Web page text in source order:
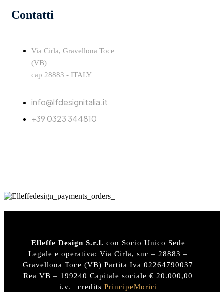
Contatti
Via Cirla, Gravellona Toce
(VB)
cap 28883 - ITALY
info@lfdesignitalia.it
+39 0323 344810
Elleffe Design S.r.l. con Socio Unico Sede
Legale e operativa: Via Cirla, snc – 28883 –
Gravellona Toce (VB) Partita Iva 02264790037
Rea VB – 199240 Capitale sociale € 20.000,00
i.v. | credits PrincipeMorici